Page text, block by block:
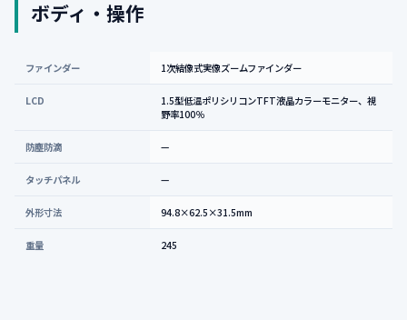
ボディ・操作
ファインダー 1次結像式実像ズームファインダー
LCD
1.5型低温ポリシリコンTFT液晶カラーモニター、視
野率100％
防塵防滴 —
タッチパネル —
外形寸法 94.8×62.5×31.5mm
重量 245